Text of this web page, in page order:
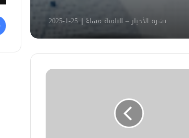
نشرة الأخبار – الثامنة مساءً || 25-1-2025
استمع إلى نشرة الأخبار – الثانية ظهراً ||
راديو فرش || 23-7-2025 عبر Radio Fresh
استمع إلى نشرة الأخبار – السادسة
Radio Fresh